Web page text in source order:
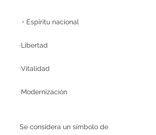
・Espíritu nacional
·Libertad
·Vitalidad
·Modernización
Se considera un símbolo de